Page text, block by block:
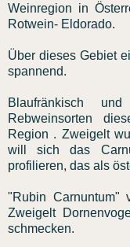
Weinregion in
Rotwein- Eldorado.
Über dieses Gebiet
spannend.
Blaufränkisch
Rebweinsorten
Region . Zweigelt
will sich das
profilieren, das als
"Rubin Carnuntum"
Zweigelt
schmecken.